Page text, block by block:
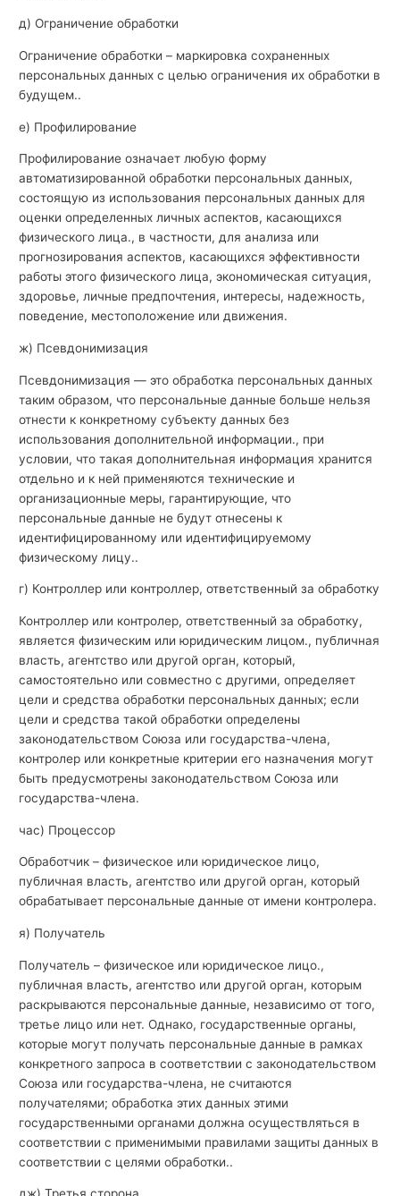
д) Ограничение обработки
Ограничение обработки – маркировка сохраненных
персональных данных с целью ограничения их обработки в
будущем..
е) Профилирование
Профилирование означает любую форму
автоматизированной обработки персональных данных,
состоящую из использования персональных данных для
оценки определенных личных аспектов, касающихся
физического лица., в частности, для анализа или
прогнозирования аспектов, касающихся эффективности
работы этого физического лица, экономическая ситуация,
здоровье, личные предпочтения, интересы, надежность,
поведение, местоположение или движения.
ж) Псевдонимизация
Псевдонимизация — это обработка персональных данных
таким образом, что персональные данные больше нельзя
отнести к конкретному субъекту данных без
использования дополнительной информации., при
условии, что такая дополнительная информация хранится
отдельно и к ней применяются технические и
организационные меры, гарантирующие, что
персональные данные не будут отнесены к
идентифицированному или идентифицируемому
физическому лицу..
г) Контроллер или контроллер, ответственный за обработку
Контроллер или контролер, ответственный за обработку,
является физическим или юридическим лицом., публичная
власть, агентство или другой орган, который,
самостоятельно или совместно с другими, определяет
цели и средства обработки персональных данных; если
цели и средства такой обработки определены
законодательством Союза или государства-члена,
контролер или конкретные критерии его назначения могут
быть предусмотрены законодательством Союза или
государства-члена.
час) Процессор
Обработчик – физическое или юридическое лицо,
публичная власть, агентство или другой орган, который
обрабатывает персональные данные от имени контролера.
я) Получатель
Получатель – физическое или юридическое лицо.,
публичная власть, агентство или другой орган, которым
раскрываются персональные данные, независимо от того,
третье лицо или нет. Однако, государственные органы,
которые могут получать персональные данные в рамках
конкретного запроса в соответствии с законодательством
Союза или государства-члена, не считаются
получателями; обработка этих данных этими
государственными органами должна осуществляться в
соответствии с применимыми правилами защиты данных в
соответствии с целями обработки..